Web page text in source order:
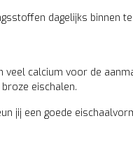
dagelijks binnen
calcium voor de
eischalen.
jij een goede